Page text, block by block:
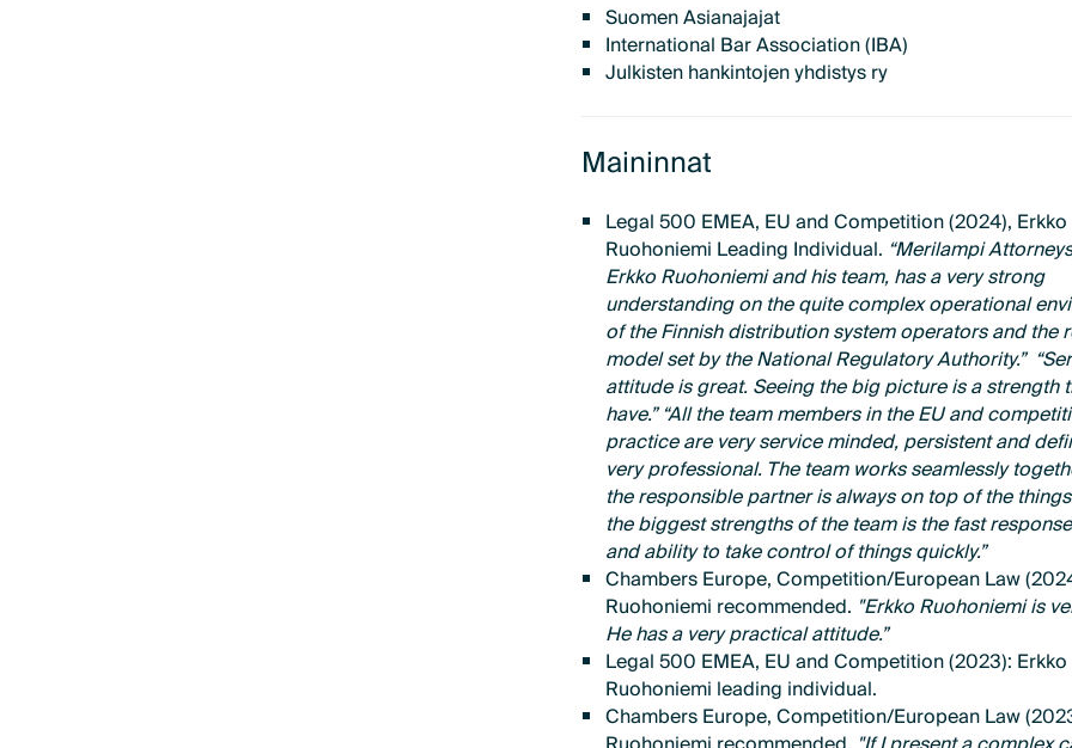
Suomen Asianajajat
International Bar Association (IBA)
Julkisten hankintojen yhdistys ry
Maininnat
Legal 500 EMEA, EU and Competition (2024), Erkko
Ruohoniemi Leading Individual. “Merilampi
Erkko Ruohoniemi and his team, has a very strong
understanding on the quite complex operational
of the Finnish distribution system operators and the
model set by the National Regulatory Authority.”
attitude is great. Seeing the big picture is a strength
have.” “All the team members in the EU and
practice are very service minded, persistent and
very professional. The team works seamlessly
the responsible partner is always on top of the
the biggest strengths of the team is the fast
and ability to take control of things quickly.”
Chambers Europe, Competition/European Law
Ruohoniemi recommended. "Erkko Ruohoniemi is
He has a very practical attitude.”
Legal 500 EMEA, EU and Competition (2023): Erkko
Ruohoniemi leading individual.
Chambers Europe, Competition/European Law